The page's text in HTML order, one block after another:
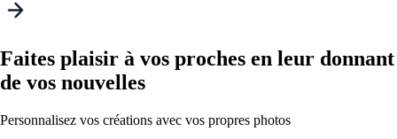
Faites plaisir à vos proches en leur donnant
de vos nouvelles
Personnalisez vos créations avec vos propres photos